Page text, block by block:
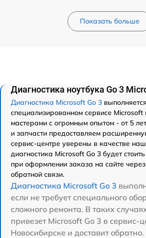
Показать больше
Диагностика ноутбука Go 3
Диагностика Microsoft Go 3
специализированном сервисе Microsoft
мастерами с огромным опытом - от 5
и запчасти предоставляем
сервис-центре уверены в качестве
диагностика Microsoft Go 3 будет
при оформлении заказа на сайте
обратной связи.
Диагностика Microsoft Go 3
если не требует специального
сложного ремонта. В таких
привезет Microsoft Go 3 в сервис-
Новосибирске и доставит обратно.